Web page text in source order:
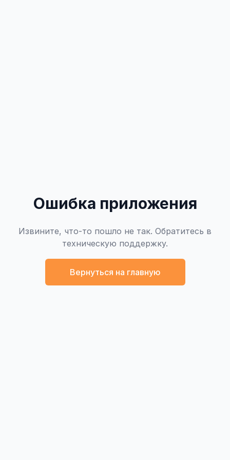
Ошибка приложения
Извините, что-то пошло не так. Обратитесь в
техническую поддержку.
Вернуться на главную